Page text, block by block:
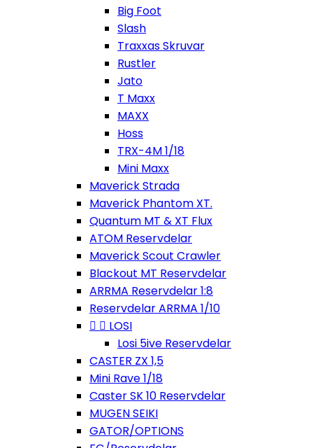
Big Foot
Slash
Traxxas Skruvar
Rustler
Jato
T Maxx
MAXX
Hoss
TRX-4M 1/18
Mini Maxx
Maverick Strada
Maverick Phantom XT.
Quantum MT & XT Flux
ATOM Reservdelar
Maverick Scout Crawler
Blackout MT Reservdelar
ARRMA Reservdelar 1:8
Reservdelar ARRMA 1/10
  LOSI
Losi 5ive Reservdelar
CASTER ZX 1,5
Mini Rave 1/18
Caster SK 10 Reservdelar
MUGEN SEIKI
GATOR/OPTIONS